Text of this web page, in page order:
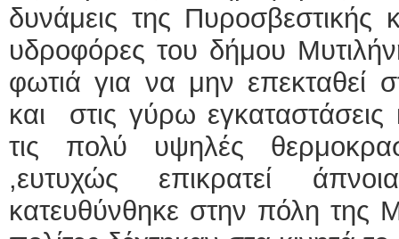
δυνάμεις της
υδροφόρες του δήμου
φωτιά για να μην επεκταθεί
και στις γύρω εγκαταστάσεις
τις πολύ υψηλές
,ευτυχώς επικρατεί
κατευθύνθηκε στην πόλη της